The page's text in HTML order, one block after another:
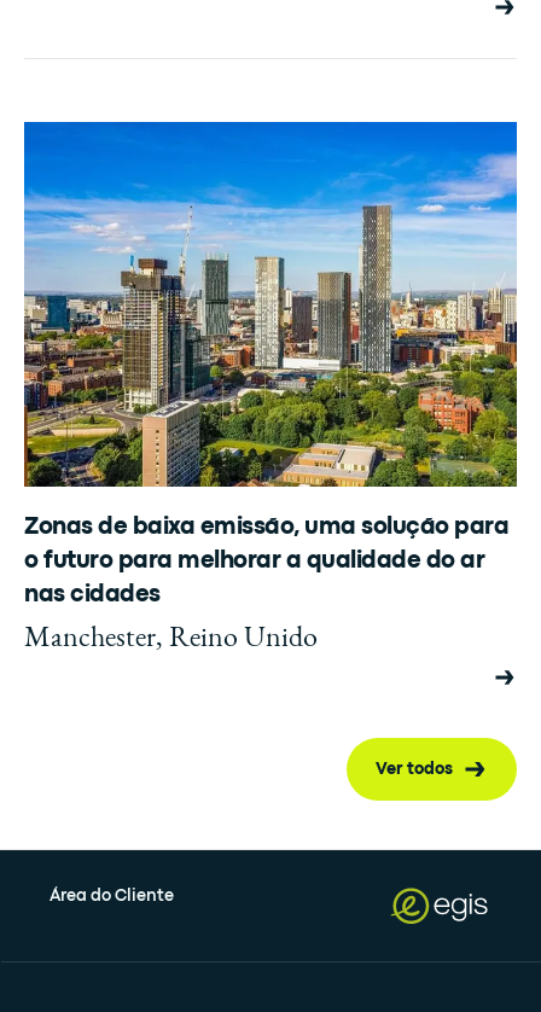
Zonas de baixa emissão, uma solução para
o futuro para melhorar a qualidade do ar
nas cidades
Manchester, Reino Unido
Ver todos
Área do Cliente